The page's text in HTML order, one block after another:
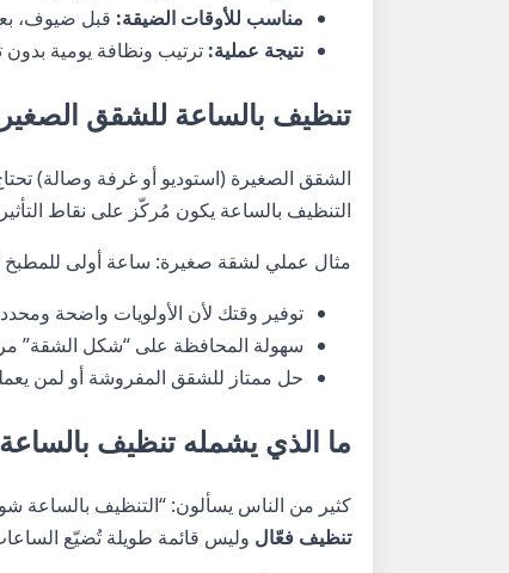
مناسب للأوقات الضيقة: قبل ضيوف،
نتيجة عملية: ترتيب ونظافة يومية بدون
تنظيف بالساعة للشقق
الشقق الصغيرة (استوديو أو غرفة وصالة)
التنظيف بالساعة يكون مُركّز على نقاط
مثال عملي لشقة صغيرة: ساعة أولى
توفير وقتك لأن الأولويات واضحة
سهولة المحافظة على “شكل الشقة”
حل ممتاز للشقق المفروشة أو لمن
ما الذي يشمله تنظيف
كثير من الناس يسألون: “التنظيف بالساعة
تنظيف فعّال وليس قائمة طويلة تُضيّع